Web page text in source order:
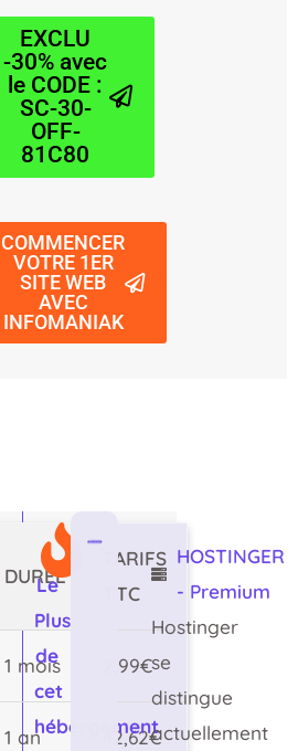
EXCLU
-30% avec
le CODE :
SC-30-
OFF-
81C80
COMMENCER
VOTRE 1ER
SITE WEB
AVEC
INFOMANIAK
DURÉE
TARIFS
TTC
1 mois 2,99€
1 an 42,62€
Le
Plus
de
cet
hébergement
HOSTINGER
- Premium
Hostinger
se
distingue
actuellement